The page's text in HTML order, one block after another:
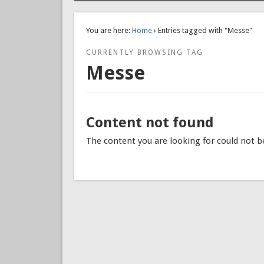
You are here: Home› Entries tagged with "Messe"
CURRENTLY BROWSING TAG
Messe
Content not found
The content you are looking for could not